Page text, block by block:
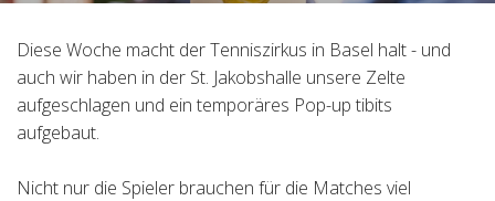
MEMBER
ÜBER UNS
EVENTRÄUME
CATERING
Diese Woche macht der Tenniszirkus in Basel halt - und
auch wir haben in der St. Jakobshalle unsere Zelte
aufgeschlagen und ein temporäres Pop-up tibits
aufgebaut.
Nicht nur die Spieler brauchen für die Matches viel